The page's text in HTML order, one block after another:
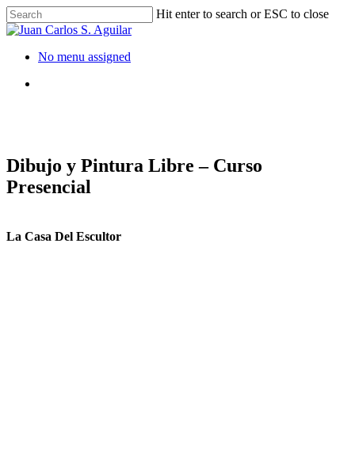
Hit enter to search or ESC to close
No menu assigned
Dibujo y Pintura Libre – Curso
Presencial
La Casa Del Escultor